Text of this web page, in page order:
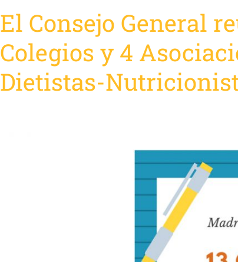
El Consejo General
Colegios y 4
Dietistas-